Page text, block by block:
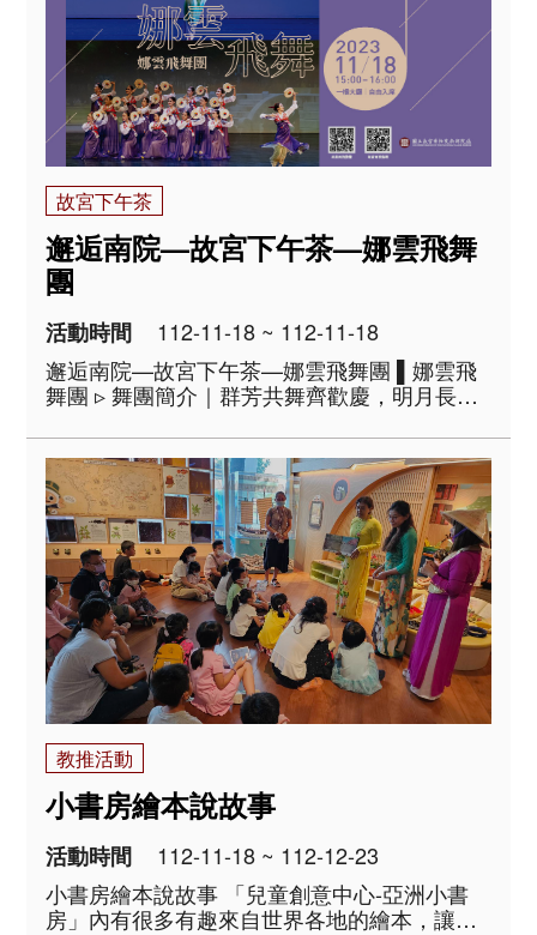
故宮下午茶
邂逅南院—故宮下午茶—娜雲飛舞
團
活動時間
112-11-18 ~ 112-11-18
邂逅南院—故宮下午茶—娜雲飛舞團 ▌娜雲飛
舞團 ▹ 舞團簡介｜群芳共舞齊歡慶，明月長有
願韶華。來自臺北的娜雲飛舞團是一支以傳揚
民族舞蹈及細膩肢體身韻之美的優質民族舞
團。舞團以推廣舞蹈活動、促進身心健康、美
化人生為目標，並致力..
教推活動
小書房繪本說故事
活動時間
112-11-18 ~ 112-12-23
小書房繪本說故事 「兒童創意中心-亞洲小書
房」內有很多有趣來自世界各地的繪本，讓孩